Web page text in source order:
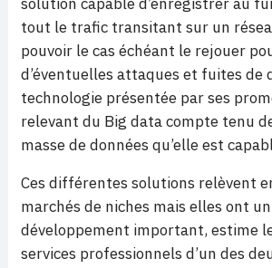
tout le trafic transitant sur un
pouvoir le cas échéant le rejouer
d’éventuelles attaques et fuites de
technologie présentée par ses
relevant du Big data compte tenu
masse de données qu’elle est
Ces différentes solutions relèvent
marchés de niches mais elles ont
développement important, estime
services professionnels d’un des